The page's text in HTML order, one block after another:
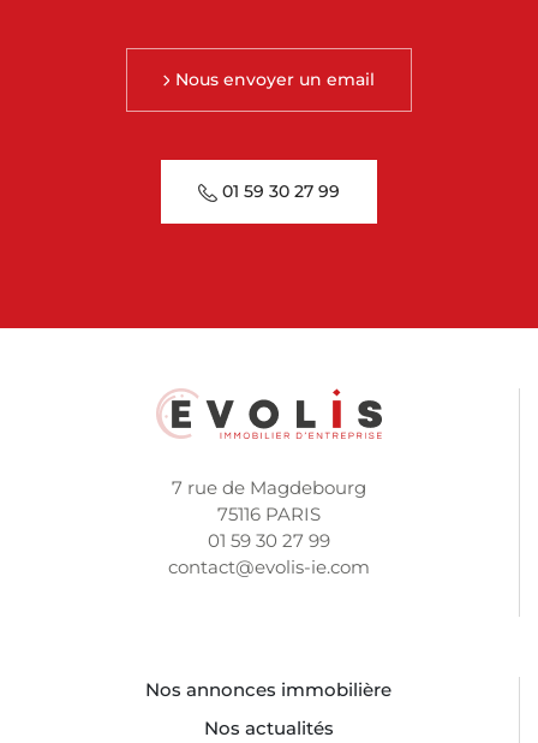
Nous envoyer un email
01 59 30 27 99
7 rue de Magdebourg
75116 PARIS
01 59 30 27 99
contact@evolis-ie.com
Nos annonces immobilière
Nos actualités